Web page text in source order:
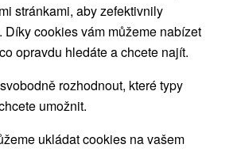
nebo termín
stránkami, aby zefektivnily
Díky cookies vám můžeme nabízet
opravdu hledáte a chcete najít.
rozhodnout, které typy
umožnit.
ukládat cookies na vašem